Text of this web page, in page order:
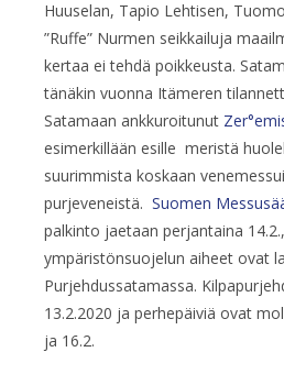
Huuselan, Tapio Lehtisen,
”Ruffe” Nurmen seikkailuja
kertaa ei tehdä poikkeusta.
tänäkin vuonna Itämeren
Satamaan ankkuroitunut
esimerkillään esille meristä
suurimmista koskaan
purjeveneistä. Suomen
palkinto jaetaan perjantaina
ympäristönsuojelun aiheet ovat
Purjehdussatamassa.
13.2.2020 ja perhepäiviä ovat
ja 16.2.